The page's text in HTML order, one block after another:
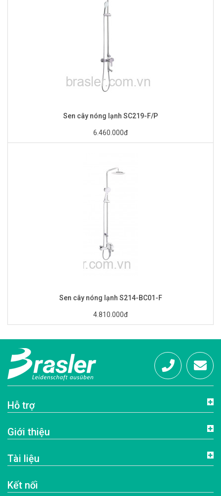
Sen cây nóng lạnh SC219-F/P
6.460.000đ
Sen cây nóng lạnh S214-BC01-F
4.810.000đ
Hỗ trợ
Giới thiệu
Tài liệu
Kết nối